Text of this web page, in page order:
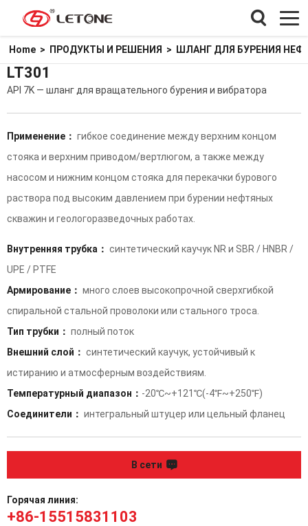
Home > ПРОДУКТЫ И РЕШЕНИЯ > ШЛАНГ ДЛЯ БУРЕНИЯ
LT301
API 7K — шланг для вращательного бурения и вибратора
Применение： гибкое соединение между верхним концом
стояка и верхним приводом/вертлюгом, а также между
насосом и нижним концом стояка для перекачки бурового
раствора под высоким давлением при бурении нефтяных
скважин и геологоразведочных работах.
Внутренняя трубка： синтетический каучук NR и SBR / HNBR /
UPE / PTFE
Армирование： много слоев высокопрочной сверхгибкой
спиральной стальной проволоки или стального троса.
Тип трубки： полный поток
Внешний слой： синтетический каучук, устойчивый к
истиранию и атмосферным воздействиям.
Температурный диапазон： -20℃~+121℃(-4℉~+250℉)
Соединители： интегральный штуцер или цельный фланец
В сети
Горячая линия:
+86-15515831103